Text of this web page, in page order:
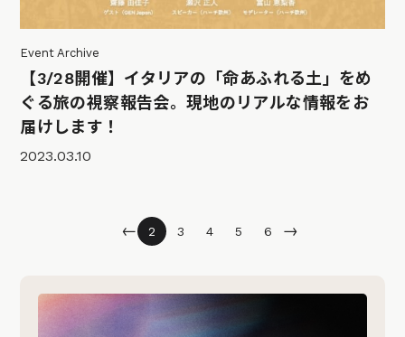
Event Archive
【3/28開催】イタリアの「命あふれる土」をめ
ぐる旅の視察報告会。現地のリアルな情報をお
届けします！
2023.03.10
← 2 3 4 5 6 →